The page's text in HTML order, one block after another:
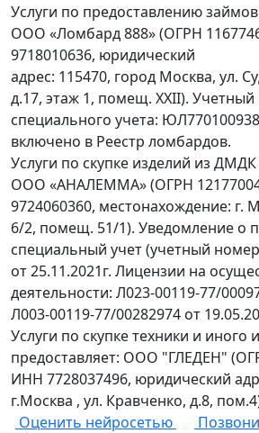
Услуги по предоставлению
ООО «Ломбард 888» (ОГРН
9718010636, юридический
адрес: 115470, город Москва, ул.
д.17, этаж 1, помещ. XXII).
специального учета:
включено в Реестр ломбардов.
Услуги по скупке изделий из ДМДК
ООО «АНАЛЕММА» (ОГРН
9724060360, местонахождение: г.
6/2, помещ. 51/1). Уведомление о
специальный учет (учетный
от 25.11.2021г. Лицензии на
деятельности: Л023-00119-77/
Л003-00119-77/00282974 от
Услуги по скупке техники и иного
предоставляет: ООО "ГЛЕДЕН"
ИНН 7728037496, юридический
г.Москва , ул. Кравченко, д.8,
Оценить нейросетью